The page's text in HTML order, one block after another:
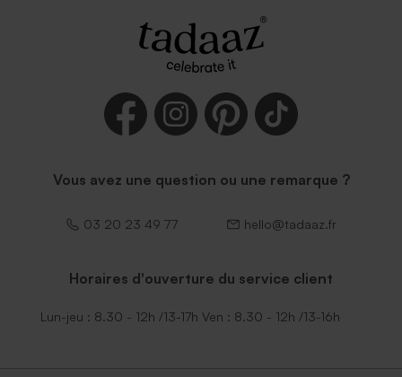
Vous avez une question ou une remarque ?
03 20 23 49 77 hello@tadaaz.fr
Horaires d'ouverture du service client
Lun-jeu : 8.30 - 12h /13-17h Ven : 8.30 - 12h /13-16h